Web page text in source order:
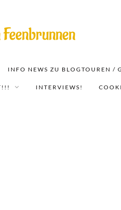
INFO NEWS ZU BLOGTOUREN /
INTERVIEWS!